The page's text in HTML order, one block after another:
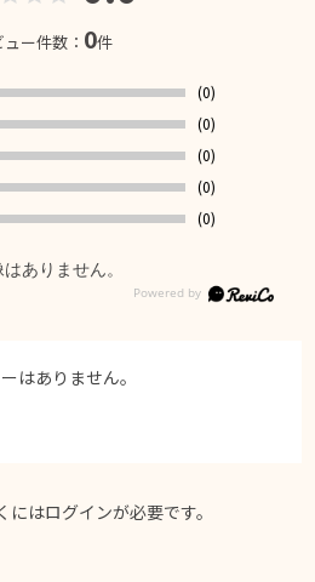
ュー件数： 0件
(0)
(0)
(0)
(0)
(0)
ありません。
はありません。
にはログインが必要です。